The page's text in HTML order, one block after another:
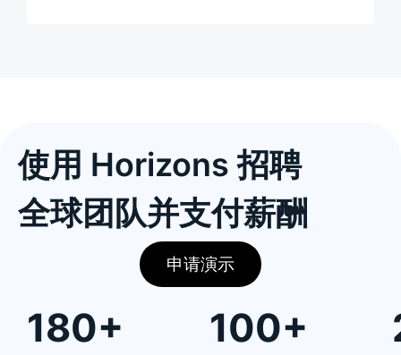
使用 Horizons 招聘
全球团队并支付薪酬
申请演示
180+ 100+